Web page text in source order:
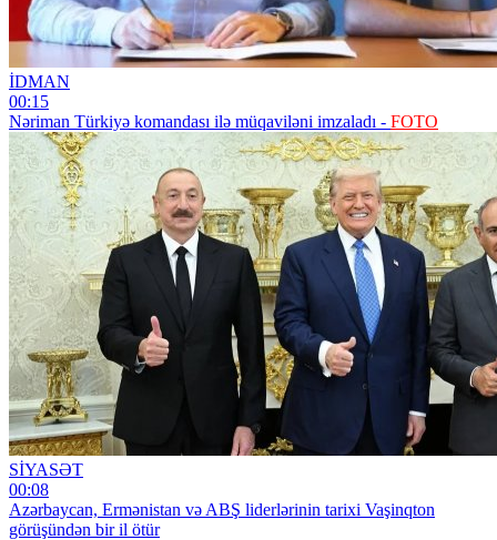
İDMAN
00:15
Nəriman Türkiyə komandası ilə müqaviləni imzaladı - FOTO
SİYASƏT
00:08
Azərbaycan, Ermənistan və ABŞ liderlərinin tarixi Vaşinqton
görüşündən bir il ötür